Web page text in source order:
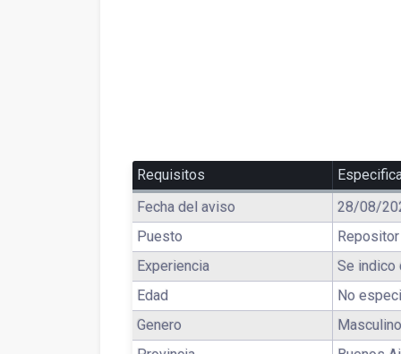
Requisitos
Fecha del aviso
28/08/
Puesto
Repositor
Experiencia
Se indico
Edad
No
Genero